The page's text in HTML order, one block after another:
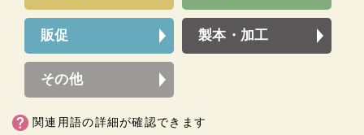
販促 製本・加工
その他
関連用語の詳細が確認できます